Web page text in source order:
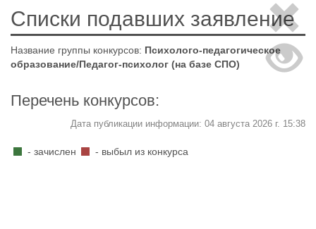
Списки подавших заявление
Название группы конкурсов: Психолого-педагогическое
образование/Педагог-психолог (на базе СПО)
Перечень конкурсов:
Дата публикации информации: 04 августа 2026 г. 15:38
- зачислен - выбыл из конкурса